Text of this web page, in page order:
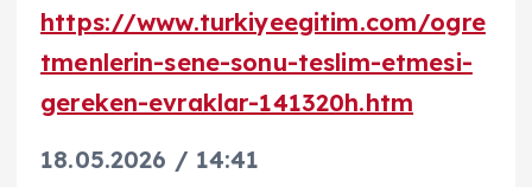
https://www.turkiyeegitim.com/ogre
tmenlerin-sene-sonu-teslim-etmesi-
gereken-evraklar-141320h.htm
18.05.2026 / 14:41